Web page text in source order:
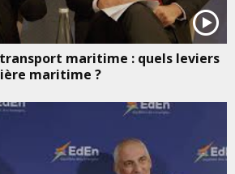
maritime : quels leviers
maritime ?